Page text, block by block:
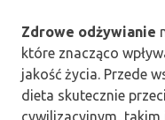
Zdrowe odżywianie
które znacząco
jakość życia. Przede
dieta skutecznie
cywilizacyjnym, takim